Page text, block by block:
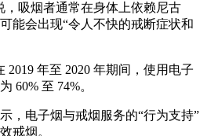
，吸烟者通常在身体上依赖尼古
能会出现“令人不快的戒断症状和
2019 年至 2020 年期间，使用电子
60% 至 74%。
，电子烟与戒烟服务的“行为支持”
戒烟。